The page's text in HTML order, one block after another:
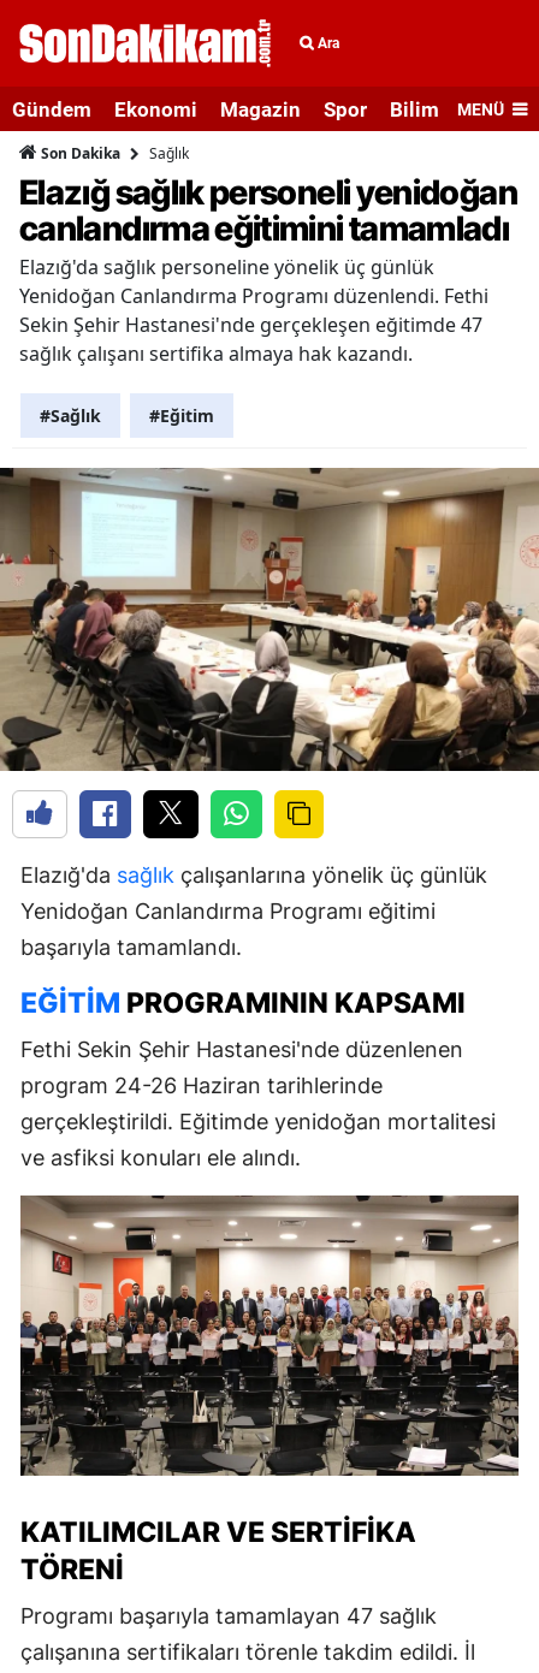
Ara
Gündem Ekonomi Magazin Spor Bilim veMENÜ
Son Dakika Sağlık
Elazığ sağlık personeli yenidoğan
canlandırma eğitimini tamamladı
Elazığ'da sağlık personeline yönelik üç günlük
Yenidoğan Canlandırma Programı düzenlendi. Fethi
Sekin Şehir Hastanesi'nde gerçekleşen eğitimde 47
sağlık çalışanı sertifika almaya hak kazandı.
#Sağlık #Eğitim
Elazığ'da sağlık çalışanlarına yönelik üç günlük
Yenidoğan Canlandırma Programı eğitimi
başarıyla tamamlandı.
EĞITIM PROGRAMININ KAPSAMI
Fethi Sekin Şehir Hastanesi'nde düzenlenen
program 24-26 Haziran tarihlerinde
gerçekleştirildi. Eğitimde yenidoğan mortalitesi
ve asfiksi konuları ele alındı.
KATILIMCILAR VE SERTIFIKA
TÖRENI
Programı başarıyla tamamlayan 47 sağlık
çalışanına sertifikaları törenle takdim edildi. İl